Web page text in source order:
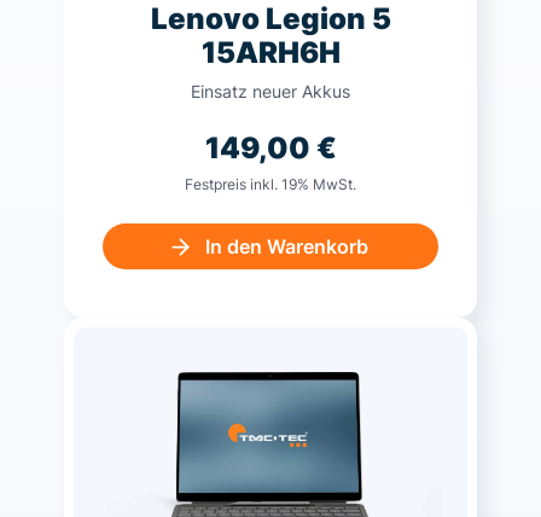
Lenovo Legion 5
15ARH6H
Einsatz neuer Akkus
149,00 €
Festpreis inkl. 19% MwSt.
In den Warenkorb